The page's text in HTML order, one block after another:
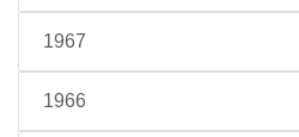
1967
1966